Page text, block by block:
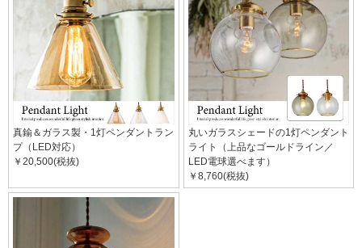
真鍮＆ガラス製・1灯ペンダントラン
プ（LED対応）
￥20,500(税抜)
丸いガラスシェードの1灯ペンダント
ライト（上品なゴールドライン／
LED電球選べます）
￥8,760(税抜)